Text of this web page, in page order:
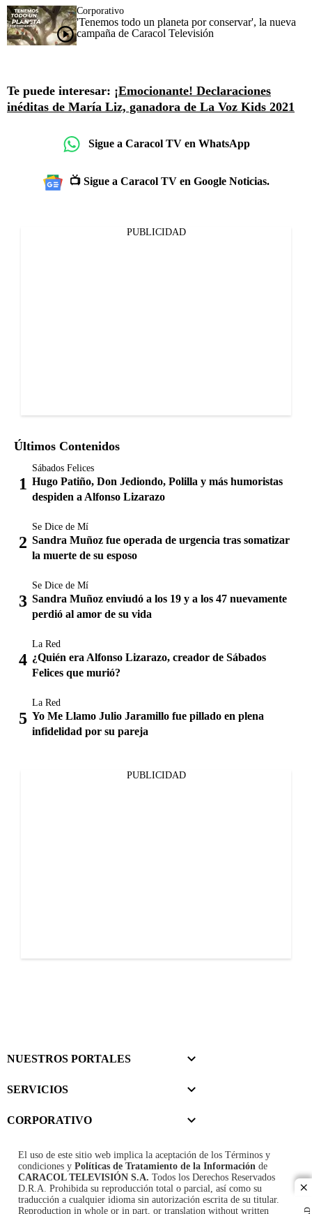
Corporativo
'Tenemos todo un planeta por conservar', la nueva
campaña de Caracol Televisión
Te puede interesar: ¡Emocionante! Declaraciones
inéditas de María Liz, ganadora de La Voz Kids 2021
Sigue a Caracol TV en WhatsApp
📺 Sigue a Caracol TV en Google Noticias.
PUBLICIDAD
Últimos Contenidos
Sábados Felices
Hugo Patiño, Don Jediondo, Polilla y más humoristas
despiden a Alfonso Lizarazo
Se Dice de Mí
Sandra Muñoz fue operada de urgencia tras somatizar
la muerte de su esposo
Se Dice de Mí
Sandra Muñoz enviudó a los 19 y a los 47 nuevamente
perdió al amor de su vida
La Red
¿Quién era Alfonso Lizarazo, creador de Sábados
Felices que murió?
La Red
Yo Me Llamo Julio Jaramillo fue pillado en plena
infidelidad por su pareja
PUBLICIDAD
NUESTROS PORTALES
SERVICIOS
CORPORATIVO
El uso de este sitio web implica la aceptación de los Términos y
condiciones y Políticas de Tratamiento de la Información de
CARACOL TELEVISIÓN S.A. Todos los Derechos Reservados
D.R.A. Prohibida su reproducción total o parcial, así como su
traducción a cualquier idioma sin autorización escrita de su titular.
Reproduction in whole or in part, or translation without written